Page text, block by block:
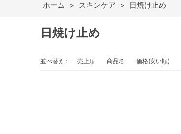
ホーム > スキンケア > 日焼け止め
日焼け止め
並べ替え： 売上順 商品名 価格(安い順)